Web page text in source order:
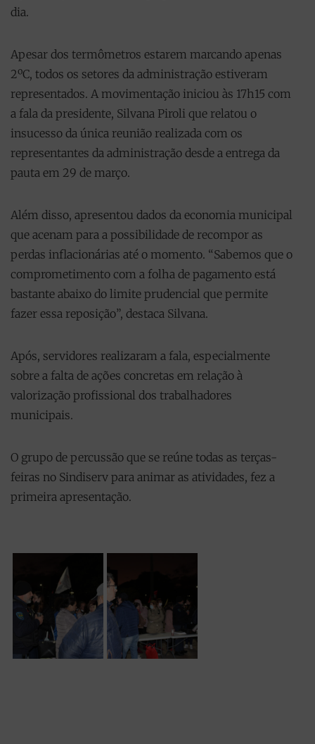
dia.
Apesar dos termômetros estarem marcando apenas
2ºC, todos os setores da administração estiveram
representados. A movimentação iniciou às 17h15 com
a fala da presidente, Silvana Piroli que relatou o
insucesso da única reunião realizada com os
representantes da administração desde a entrega da
pauta em 29 de março.
Além disso, apresentou dados da economia municipal
que acenam para a possibilidade de recompor as
perdas inflacionárias até o momento. “Sabemos que o
comprometimento com a folha de pagamento está
bastante abaixo do limite prudencial que permite
fazer essa reposição”, destaca Silvana.
Após, servidores realizaram a fala, especialmente
sobre a falta de ações concretas em relação à
valorização profissional dos trabalhadores
municipais.
O grupo de percussão que se reúne todas as terças-
feiras no Sindiserv para animar as atividades, fez a
primeira apresentação.